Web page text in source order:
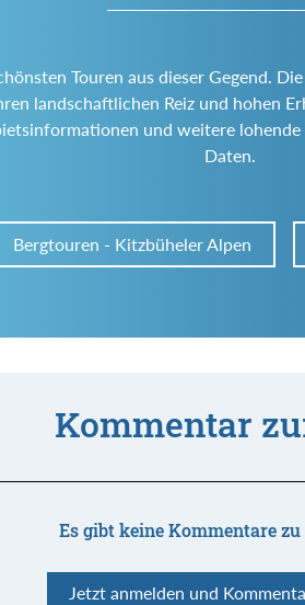
Touren aus dieser Gegend.
landschaftlichen Reiz und hohen
und weitere
Daten.
Bergtouren - Kitzbüheler Alpen
Kommentar
Es gibt keine Kommentare zu
Jetzt anmelden und